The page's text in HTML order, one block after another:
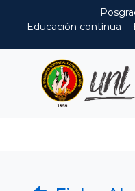
Educación contínua